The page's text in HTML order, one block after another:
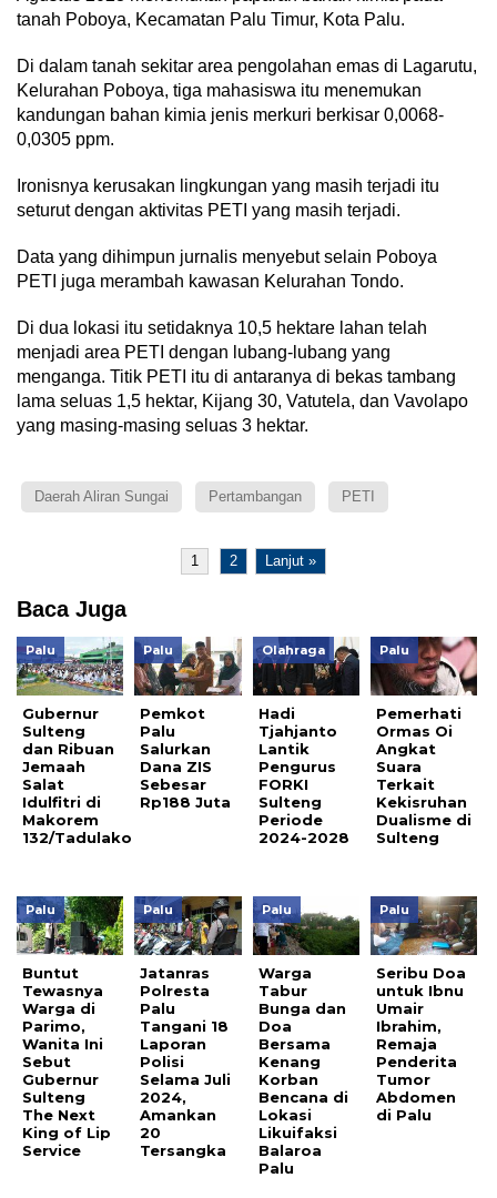
tanah Poboya, Kecamatan Palu Timur, Kota Palu.
Di dalam tanah sekitar area pengolahan emas di Lagarutu,
Kelurahan Poboya, tiga mahasiswa itu menemukan
kandungan bahan kimia jenis merkuri berkisar 0,0068-
0,0305 ppm.
Ironisnya kerusakan lingkungan yang masih terjadi itu
seturut dengan aktivitas PETI yang masih terjadi.
Data yang dihimpun jurnalis menyebut selain Poboya
PETI juga merambah kawasan Kelurahan Tondo.
Di dua lokasi itu setidaknya 10,5 hektare lahan telah
menjadi area PETI dengan lubang-lubang yang
menganga. Titik PETI itu di antaranya di bekas tambang
lama seluas 1,5 hektar, Kijang 30, Vatutela, dan Vavolapo
yang masing-masing seluas 3 hektar.
Daerah Aliran Sungai Pertambangan PETI
1 2 Lanjut »
Baca Juga
Palu
Gubernur
Sulteng
dan Ribuan
Jemaah
Salat
Idulfitri di
Makorem
132/Tadulako
Palu
Pemkot
Palu
Salurkan
Dana ZIS
Sebesar
Rp188 Juta
Olahraga
Hadi
Tjahjanto
Lantik
Pengurus
FORKI
Sulteng
Periode
2024-2028
Palu
Pemerhati
Ormas Oi
Angkat
Suara
Terkait
Kekisruhan
Dualisme di
Sulteng
Palu
Buntut
Tewasnya
Warga di
Parimo,
Wanita Ini
Sebut
Gubernur
Sulteng
The Next
King of Lip
Service
Palu
Jatanras
Polresta
Palu
Tangani 18
Laporan
Polisi
Selama Juli
2024,
Amankan
20
Tersangka
Palu
Warga
Tabur
Bunga dan
Doa
Bersama
Kenang
Korban
Bencana di
Lokasi
Likuifaksi
Balaroa
Palu
Palu
Seribu Doa
untuk Ibnu
Umair
Ibrahim,
Remaja
Penderita
Tumor
Abdomen
di Palu